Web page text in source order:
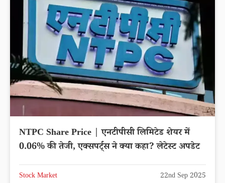
NTPC Share Price | एनटीपीसी लिमिटेड शेयर में
0.06% की तेजी, एक्सपर्ट्स ने क्या कहा? लेटेस्ट अपडेट
Stock Market 22nd Sep 2025